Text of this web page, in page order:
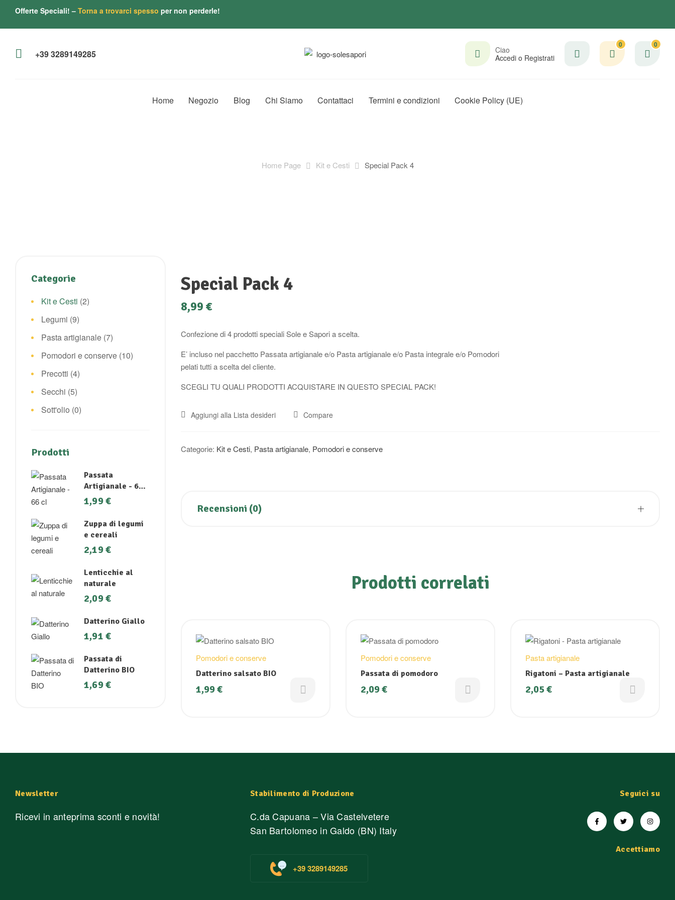
Offerte Speciali! – Torna a trovarci spesso per non perderle!
+39 3289149285
Ciao
Accedi o Registrati
0 0
Home Negozio Blog Chi Siamo Contattaci Termini e condizioni Cookie Policy (UE)
Home Page Kit e Cesti Special Pack 4
Special Pack 4
8,99 €
Confezione di 4 prodotti speciali Sole e Sapori a scelta.
E’ incluso nel pacchetto Passata artigianale e/o Pasta artigianale e/o Pasta integrale e/o Pomodori
pelati tutti a scelta del cliente.
SCEGLI TU QUALI PRODOTTI ACQUISTARE IN QUESTO SPECIAL PACK!
Aggiungi alla Lista desideri Compare
Categorie: Kit e Cesti, Pasta artigianale, Pomodori e conserve
Recensioni (0)
Prodotti correlati
Pomodori e conserve
Datterino salsato BIO
1,99€
Pomodori e conserve
Passata di pomodoro
2,09€
Pasta artigianale
Rigatoni – Pasta artigianale
2,05€
Categorie
Kit e Cesti (2)
Legumi (9)
Pasta artigianale (7)
Pomodori e conserve (10)
Precotti (4)
Secchi (5)
Sott'olio (0)
Prodotti
Passata
Artigianale - 66
cl
1,99€
Zuppa di legumi
e cereali
2,19€
Lenticchie al
naturale
2,09€
Datterino Giallo
1,91 €
Passata di
Datterino BIO
1,69€
Newsletter
Ricevi in anteprima sconti e novità!
Stabilimento di Produzione
C.da Capuana – Via Castelvetere
San Bartolomeo in Galdo (BN) Italy
+39 3289149285
Seguici su
Accettiamo